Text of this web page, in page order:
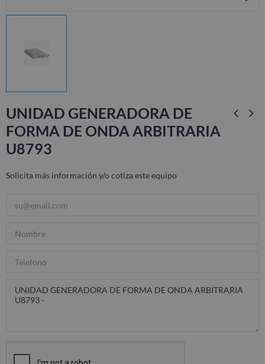
UNIDAD GENERADORA DE
FORMA DE ONDA ARBITRARIA
U8793
Solicita más información y/o cotiza este equipo